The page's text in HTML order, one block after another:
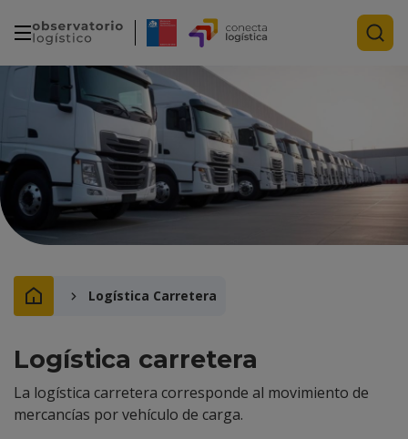
Logística Carretera
Logística carretera
La logística carretera corresponde al movimiento de
mercancías por vehículo de carga.